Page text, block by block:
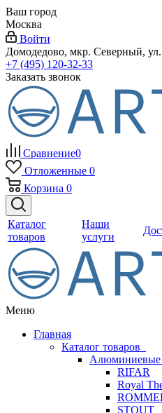
Ваш город
Москва
Войти
Домодедово, мкр. Северный,
+7 (495) 120-32-33
Заказать звонок
Сравнение0
Отложенные 0
Корзина 0
Каталог
товаров
Наши
услуги
Меню
Главная
Каталог товаров
Алюминиевые
RIFAR
Royal
STOUT